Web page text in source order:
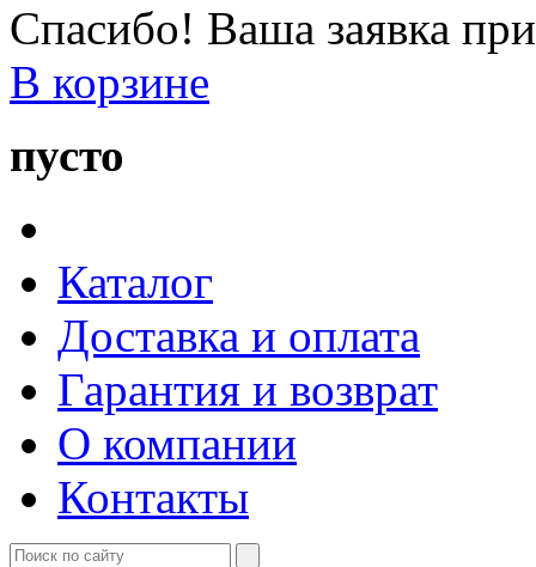
Спасибо! Ваша заявка
В корзине
пусто
Каталог
Доставка и оплата
Гарантия и возврат
О компании
Контакты